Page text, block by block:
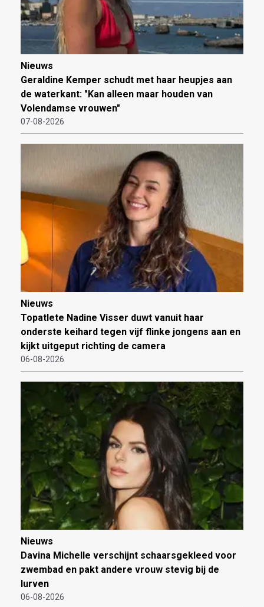
Nieuws
Geraldine Kemper schudt met haar heupjes aan
de waterkant: "Kan alleen maar houden van
Volendamse vrouwen"
07-08-2026
Nieuws
Topatlete Nadine Visser duwt vanuit haar
onderste keihard tegen vijf flinke jongens aan en
kijkt uitgeput richting de camera
06-08-2026
Nieuws
Davina Michelle verschijnt schaarsgekleed voor
zwembad en pakt andere vrouw stevig bij de
lurven
06-08-2026